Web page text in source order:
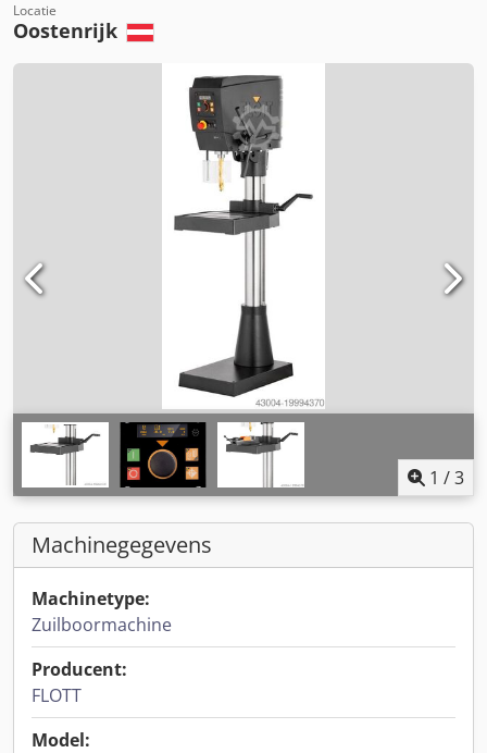
Locatie
Oostenrijk
1 /3
Machinegegevens
Machinetype:
Zuilboormachine
Producent:
FLOTT
Model: